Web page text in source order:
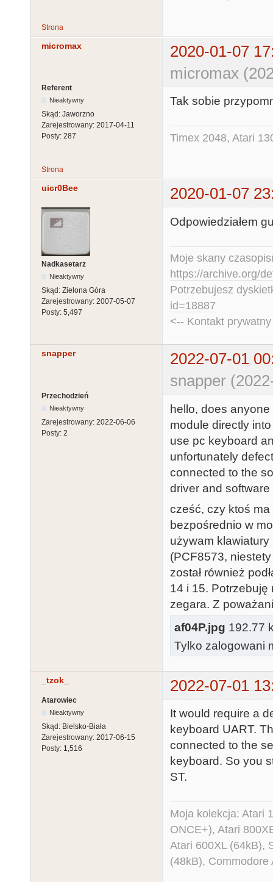
Strona
micromax
2020-01-07
micromax
Referent
Nieaktywny
Skąd: Jaworzno
Zarejestrowany: 2017-04-11
Posty: 287
Tak sobie
Timex 2048, Atari
Strona
uicr0Bee 2020-01-07
Nadkasetarz
Nieaktywny
Skąd: Zielona Góra
Zarejestrowany: 2007-05-07
Posty: 5,497
Odpowiedziałem
Moje skany
https://archive.org/
Potrzebujesz
id=18887
<-- Kontakt
snapper
2022-07-01
snapper
Przechodzień
Nieaktywny
Zarejestrowany: 2022-06-06
Posty: 2
hello, does
module directly
use pc keyboard
unfortunately
connected to the
driver and
cześć, czy ktoś ma
bezpośrednio w
używam klawiatury
(PCF8573,
został również
14 i 15.
zegara. Z
af04P.jpg 192.77
Tylko zalogowani
_tzok_ 2022-07-01
Atarowiec
Nieaktywny
Skąd: Bielsko-Biała
Zarejestrowany: 2017-06-15
Posty: 1,516
It would require a
keyboard UART.
connected to the
keyboard. So you
ST.
Moja kolekcja: Atari
ONCE+), Atari
Atari 600XL (64kB),
(48kB),